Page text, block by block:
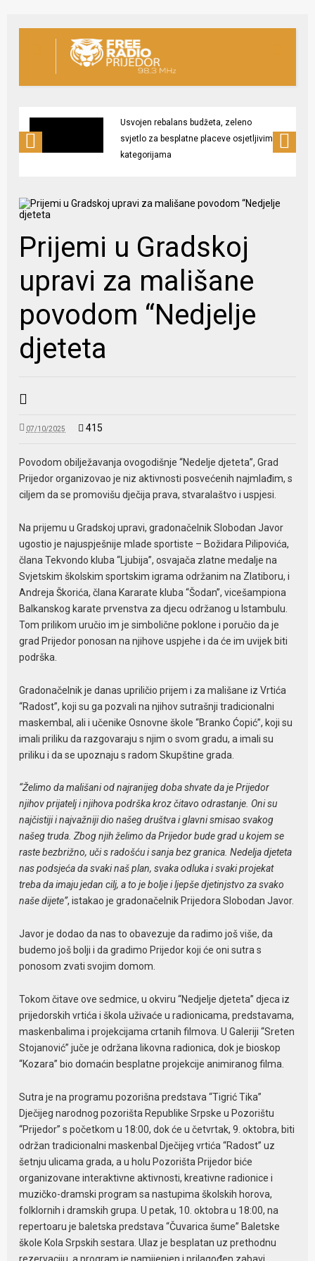
Usvojen rebalans budžeta, zeleno
svjetlo za besplatne placeve osjetljivim
kategorijama
Prijemi u Gradskoj
upravi za mališane
povodom “Nedjelje
djeteta
07/10/2025 415
Povodom obilježavanja ovogodišnje “Nedelje djeteta”, Grad
Prijedor organizovao je niz aktivnosti posvećenih najmlađim, s
ciljem da se promovišu dječija prava, stvaralaštvo i uspjesi.
Na prijemu u Gradskoj upravi, gradonačelnik Slobodan Javor
ugostio je najuspješnije mlade sportiste – Božidara Pilipovića,
člana Tekvondo kluba “Ljubija”, osvajača zlatne medalje na
Svjetskim školskim sportskim igrama održanim na Zlatiboru, i
Andreja Škorića, člana Kararate kluba “Šodan”, vicešampiona
Balkanskog karate prvenstva za djecu održanog u Istambulu.
Tom prilikom uručio im je simbolične poklone i poručio da je
grad Prijedor ponosan na njihove uspjehe i da će im uvijek biti
podrška.
Gradonačelnik je danas upriličio prijem i za mališane iz Vrtića
“Radost”, koji su ga pozvali na njihov sutrašnji tradicionalni
maskembal, ali i učenike Osnovne škole “Branko Ćopić”, koji su
imali priliku da razgovaraju s njim o svom gradu, a imali su
priliku i da se upoznaju s radom Skupštine grada.
“Želimo da mališani od najranijeg doba shvate da je Prijedor
njihov prijatelj i njihova podrška kroz čitavo odrastanje. Oni su
najčistiji i najvažniji dio našeg društva i glavni smisao svakog
našeg truda. Zbog njih želimo da Prijedor bude grad u kojem se
raste bezbrižno, uči s radošću i sanja bez granica. Nedelja djeteta
nas podsjeća da svaki naš plan, svaka odluka i svaki projekat
treba da imaju jedan cilj, a to je bolje i ljepše djetinjstvo za svako
naše dijete”, istakao je gradonačelnik Prijedora Slobodan Javor.
Javor je dodao da nas to obavezuje da radimo još više, da
budemo još bolji i da gradimo Prijedor koji će oni sutra s
ponosom zvati svojim domom.
Tokom čitave ove sedmice, u okviru “Nedjelje djeteta” djeca iz
prijedorskih vrtića i škola uživaće u radionicama, predstavama,
maskenbalima i projekcijama crtanih filmova. U Galeriji “Sreten
Stojanović” juče je održana likovna radionica, dok je bioskop
“Kozara” bio domaćin besplatne projekcije animiranog filma.
Sutra je na programu pozorišna predstava “Tigrić Tika”
Dječijeg narodnog pozorišta Republike Srpske u Pozorištu
“Prijedor” s početkom u 18:00, dok će u četvrtak, 9. oktobra, biti
održan tradicionalni maskenbal Dječijeg vrtića “Radost” uz
šetnju ulicama grada, a u holu Pozorišta Prijedor biće
organizovane interaktivne aktivnosti, kreativne radionice i
muzičko-dramski program sa nastupima školskih horova,
folklornih i dramskih grupa. U petak, 10. oktobra u 18:00, na
repertoaru je baletska predstava “Čuvarica šume” Baletske
škole Kola Srpskih sestara. Ulaz je besplatan uz prethodnu